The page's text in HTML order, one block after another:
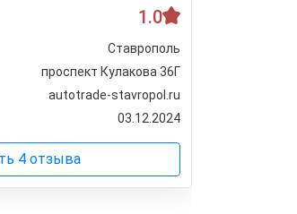
1.0
Ставрополь
проспект Кулакова 36Г
autotrade-stavropol.ru
03.12.2024
4 отзыва